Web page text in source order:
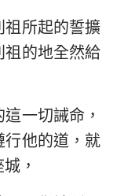
所起的誓擴
祖的地全然給
一切誡命，
他的道，就
，